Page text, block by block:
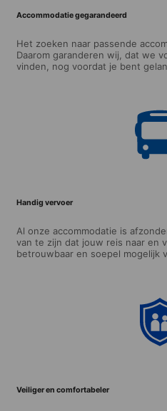
Accommodatie gegarandeerd
Het zoeken naar passende
Daarom garanderen wij, dat we
vinden, nog voordat je bent
Handig vervoer
Al onze accommodatie is
van te zijn dat jouw reis naar en
betrouwbaar en soepel mogelijk
Veiliger en comfortabeler